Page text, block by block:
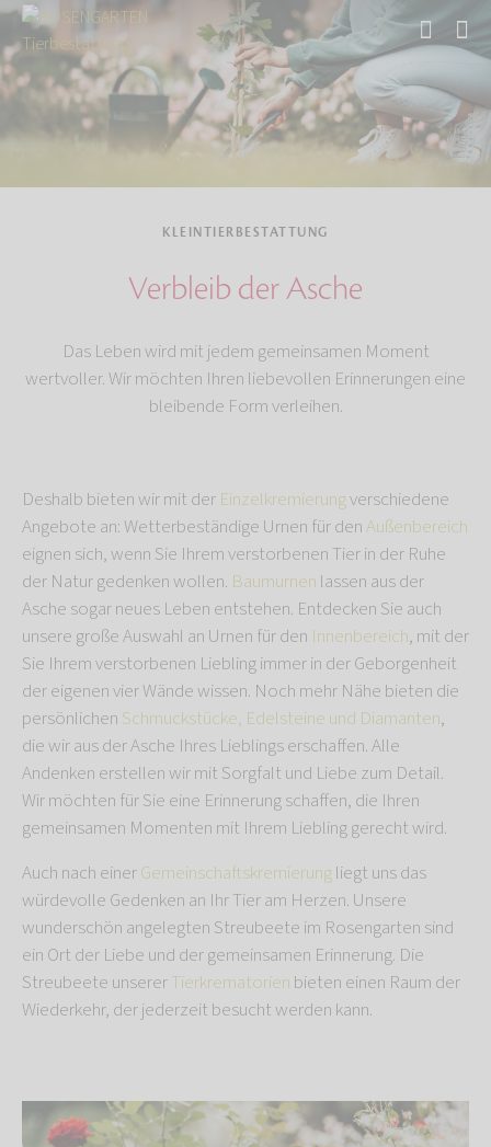
Start Tierbestattung Kleintierbestattung
KLEINTIERBESTATTUNG
Verbleib der Asche
Das Leben wird mit jedem gemeinsamen Moment
wertvoller. Wir möchten Ihren liebevollen Erinnerungen eine
bleibende Form verleihen.
Deshalb bieten wir mit der Einzelkremierungverschiedene
Angebote an: Wetterbeständige Urnen für denAußenbereich
eignen sich, wenn Sie Ihrem verstorbenen Tier in der Ruhe
der Natur gedenken wollen. Baumurnen lassen aus der
Asche sogar neues Leben entstehen. Entdecken Sie auch
unsere große Auswahl an Urnen für den Innenbereich, mit der
Sie Ihrem verstorbenen Liebling immer in der Geborgenheit
der eigenen vier Wände wissen. Noch mehr Nähe bieten die
persönlichen Schmuckstücke, Edelsteine und Diamanten,
die wir aus der Asche Ihres Lieblings erschaffen. Alle
Andenken erstellen wir mit Sorgfalt und Liebe zum Detail.
Wir möchten für Sie eine Erinnerung schaffen, die Ihren
gemeinsamen Momenten mit Ihrem Liebling gerecht wird.
Auch nach einerGemeinschaftskremierungliegt uns das
würdevolle Gedenken an Ihr Tier am Herzen. Unsere
wunderschön angelegten Streubeete im Rosengarten sind
ein Ort der Liebe und der gemeinsamen Erinnerung. Die
Streubeete unsererTierkrematorien bieten einen Raum der
Wiederkehr, der jederzeit besucht werden kann.